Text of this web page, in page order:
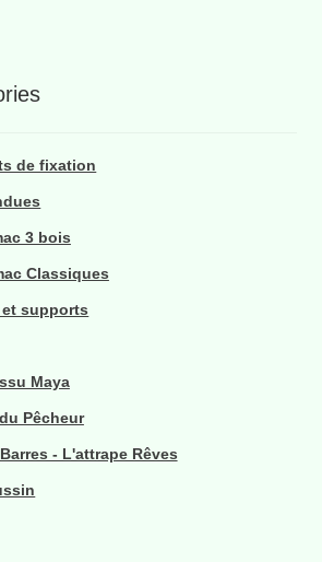
de fixation
3 bois
Classiques
et supports
Maya
Pêcheur
- L'attrape Rêves